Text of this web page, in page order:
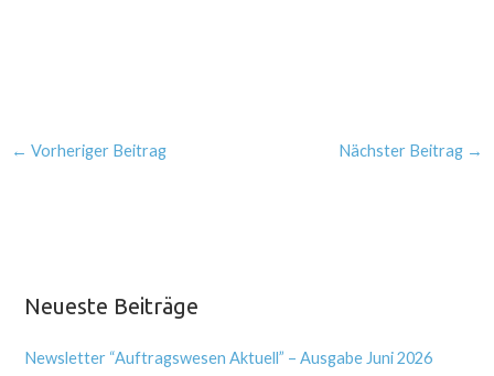
← Vorheriger Beitrag Nächster Beitrag →
Neueste Beiträge
Newsletter “Auftragswesen Aktuell” – Ausgabe Juni 2026